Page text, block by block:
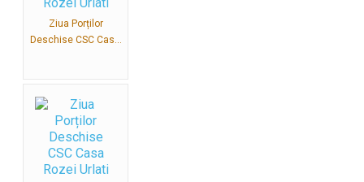
Ziua Porților
Deschise CSC Cas...